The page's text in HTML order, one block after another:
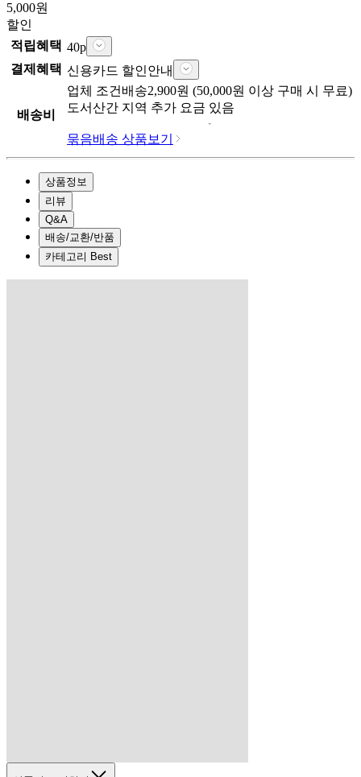
5,000원
할인
적립혜택 40p
결제혜택 신용카드 할인안내
배송비
업체 조건배송2,900원 (50,000원 이상 구매 시 무료)
도서산간 지역 추가 요금 있음
묶음배송 상품보기
상품정보
리뷰
Q&A
배송/교환/반품
카테고리 Best